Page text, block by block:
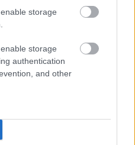
storage
storage
authentication
and other